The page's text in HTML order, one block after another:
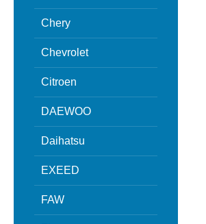
Chery
Chevrolet
Citroen
DAEWOO
Daihatsu
EXEED
FAW